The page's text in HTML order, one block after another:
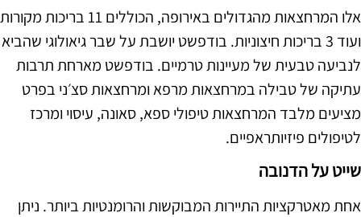
אלו המרחצאות מהגדולים באירופה, הכוללים 11 בריכות מקורות
ועוד 3 בריכות חיצוניות. בודפשט יושבת על שבר גיאולוגי שהביא
לנביעה טבעית של מעיינות טרמיים. בודפשט מארחת תרבות
עתיקה של טבילה במרחצאות מרפא ומרחצאות סצ׳ני בפרט
מציעים מלבד המרחצאות טיפולי ספא, סאונה, עיסוי ומרכז
לטיפולים פיזיותראפיים.
שייט על הדנובה
אחת מאטרקציות התיירות המבוקשות והרומנטיות ביותר. ניתן